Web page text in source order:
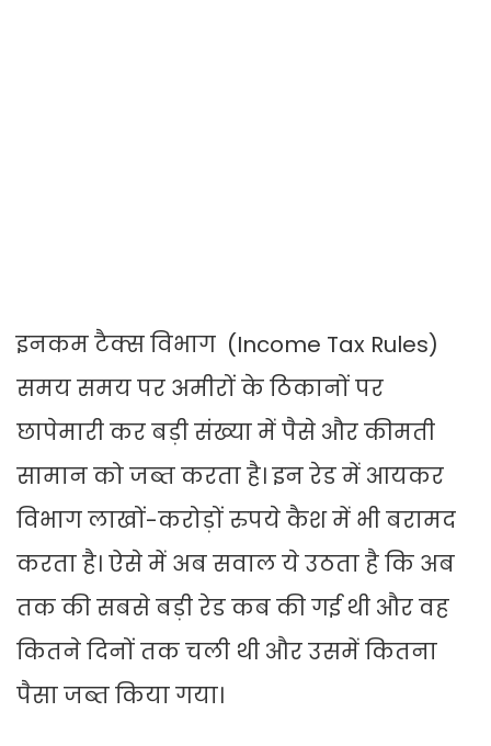
इनकम टैक्स विभाग (Income Tax Rules)
समय समय पर अमीरों के ठिकानों पर
छापेमारी कर बड़ी संख्या में पैसे और कीमती
सामान को जब्त करता है। इन रेड में आयकर
विभाग लाखों-करोड़ों रुपये कैश में भी बरामद
करता है। ऐसे में अब सवाल ये उठता है कि अब
तक की सबसे बड़ी रेड कब की गई थी और वह
कितने दिनों तक चली थी और उसमें कितना
पैसा जब्त किया गया।